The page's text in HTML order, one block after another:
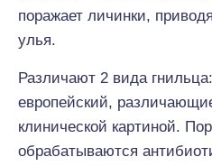
поражает личинки,
улья.
Различают 2 вида
европейский,
клинической картиной.
обрабатываются